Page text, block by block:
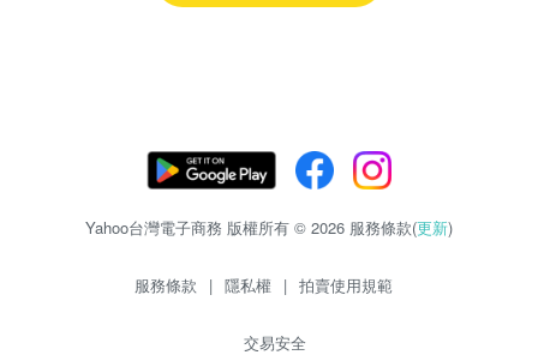
Yahoo台灣電子商務 版權所有 © 2026 服務條款(更新)
服務條款 | 隱私權 | 拍賣使用規範
交易安全